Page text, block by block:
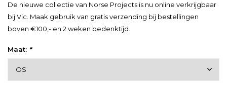
De nieuwe collectie van Norse Projects is nu online verkrijgbaar
bij Vic. Maak gebruik van gratis verzending bij bestellingen
boven €100,- en 2 weken bedenktijd.
Maat: *